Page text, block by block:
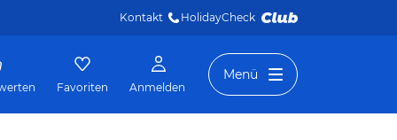
Kontakt HolidayCheck
Favoriten Anmelden
Menü